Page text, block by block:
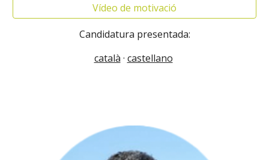
Vídeo de motivació
Candidatura presentada:
català · castellano